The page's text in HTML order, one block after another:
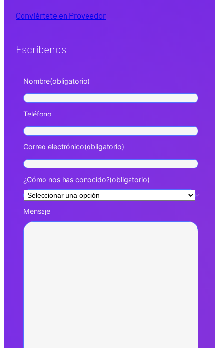
Conviértete en Proveedor
Escríbenos
Nombre(obligatorio)
Teléfono
Correo electrónico(obligatorio)
¿Cómo nos has conocido?(obligatorio)
Mensaje